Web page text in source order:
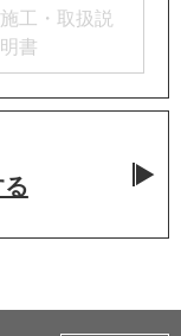
施工・取扱説
明書